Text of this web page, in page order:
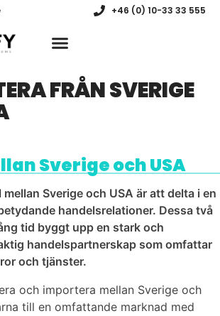
+46 (0) 10-33 33 555
FRÅN SVERIGE
SverigeochUSA
Sverige och USA är att delta i en
handelsrelationer. Dessa två
tid byggt upp en stark och
handelspartnerskap som omfattar
och tjänster.
och importera mellan Sverige och
till en omfattande marknad med